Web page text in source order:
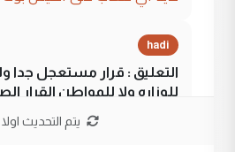
hadi
التعليق : قرار مستعجل جدا
للوزاره ولا للمواطن القرار
يتم التحديث